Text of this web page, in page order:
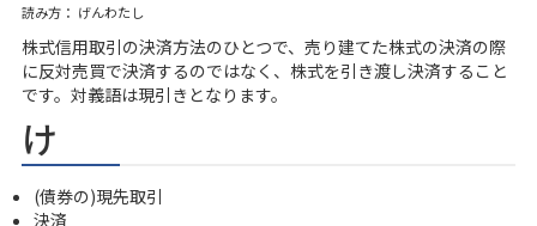
読み方： げんわたし
株式信用取引の決済方法のひとつで、売り建てた株式の決済の際
に反対売買で決済するのではなく、株式を引き渡し決済すること
です。対義語は現引きとなります。
け
(債券の)現先取引
決済